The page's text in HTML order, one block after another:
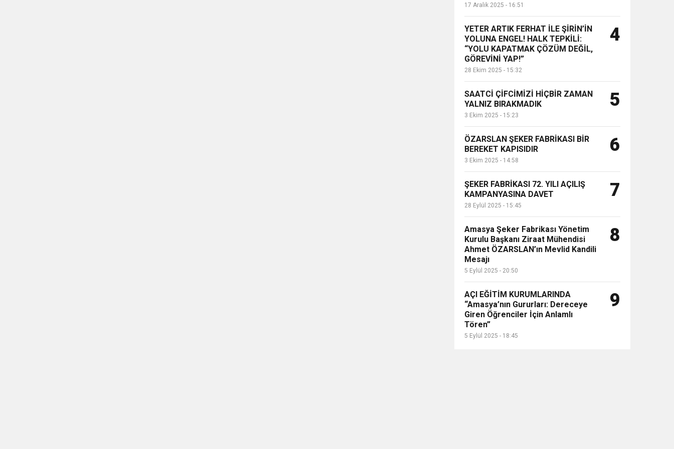
17 Aralık 2025 - 16:51
YETER ARTIK FERHAT İLE ŞİRİN’İN
YOLUNA ENGEL! HALK TEPKİLİ:
“YOLU KAPATMAK ÇÖZÜM DEĞİL,
GÖREVİNİ YAP!”
28 Ekim 2025 - 15:32
4
SAATCİ ÇİFCİMİZİ HİÇBİR ZAMAN
YALNIZ BIRAKMADIK
3 Ekim 2025 - 15:23
5
ÖZARSLAN ŞEKER FABRİKASI BİR
BEREKET KAPISIDIR
3 Ekim 2025 - 14:58
6
ŞEKER FABRİKASI 72. YILI AÇILIŞ
KAMPANYASINA DAVET
28 Eylül 2025 - 15:45
7
Amasya Şeker Fabrikası Yönetim
Kurulu Başkanı Ziraat Mühendisi
Ahmet ÖZARSLAN’ın Mevlid Kandili
Mesajı
5 Eylül 2025 - 20:50
8
AÇI EĞİTİM KURUMLARINDA
“Amasya’nın Gururları: Dereceye
Giren Öğrenciler İçin Anlamlı
Tören”
5 Eylül 2025 - 18:45
9